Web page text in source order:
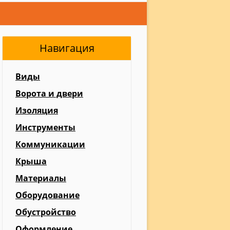
Навигация
Виды
Ворота и двери
Изоляция
Инструменты
Коммуникации
Крыша
Материалы
Оборудование
Обустройство